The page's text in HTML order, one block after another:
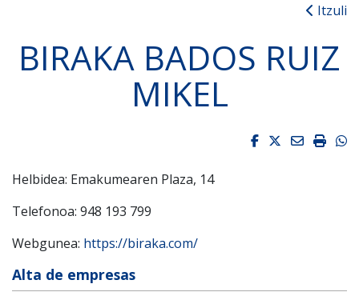
Itzuli
BIRAKA BADOS RUIZ
MIKEL
Facebook
Twitter
Email
Helbidea: Emakumearen Plaza, 14
Telefonoa: 948 193 799
Webgunea: https://biraka.com/
Alta de empresas